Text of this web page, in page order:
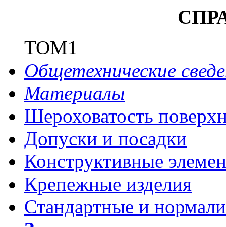
ТОМ1
Общетехнические
Материалы
Шероховатость
Допуски и посадки
Конструктивные
Крепежные изделия
Стандартные и